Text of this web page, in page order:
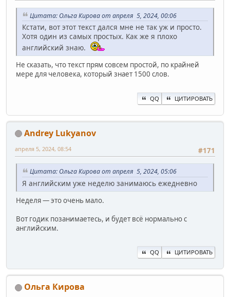
Цитата: Ольга Кирова от апреля 5, 2024, 00:06
Кстати, вот этот текст дался мне не так уж и просто.
Хотя один из самых простых. Как же я плохо
английский знаю.
Не сказать, что текст прям совсем простой, по крайней
мере для человека, который знает 1500 слов.
QQ ЦИТИРОВАТЬ
Andrey Lukyanov
#171
апреля 5, 2024, 08:54
Цитата: Ольга Кирова от апреля 5, 2024, 05:06
Я английским уже неделю занимаюсь ежедневно
Неделя — это очень мало.
Вот годик позанимаетесь, и будет всё нормально с
английским.
QQ ЦИТИРОВАТЬ
Ольга Кирова